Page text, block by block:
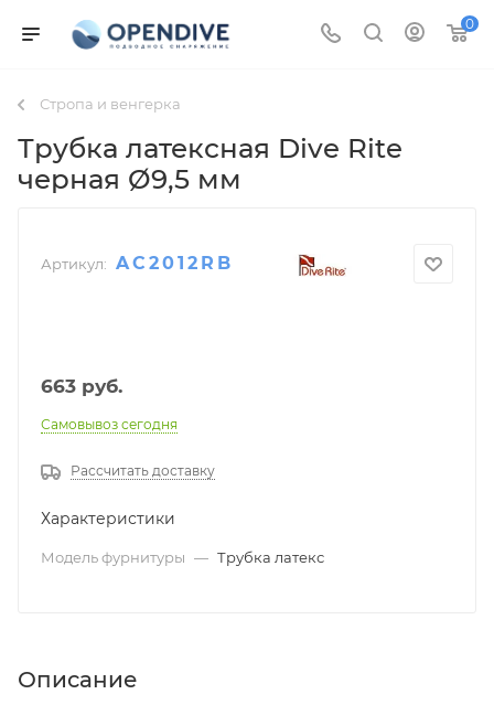
0
Стропа и венгерка
Трубка латексная Dive Rite
черная Ø9,5 мм
Артикул: AC2012RB
663 руб.
Самовывоз сегодня
Рассчитать доставку
Характеристики
Модель фурнитуры — Трубка латекс
Описание